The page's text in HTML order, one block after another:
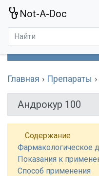
Not-A-Doc
Главная Препараты
Андрокур 100
Содержание
Фармакологическое
Показания к
Способ применения